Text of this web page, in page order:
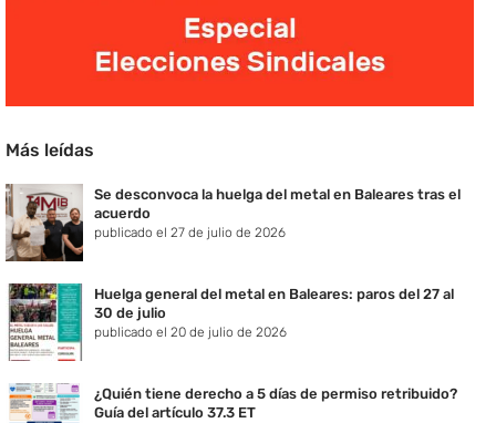
Más leídas
Se desconvoca la huelga del metal en Baleares tras el
acuerdo
publicado el 27 de julio de 2026
Huelga general del metal en Baleares: paros del 27 al
30 de julio
publicado el 20 de julio de 2026
¿Quién tiene derecho a 5 días de permiso retribuido?
Guía del artículo 37.3 ET